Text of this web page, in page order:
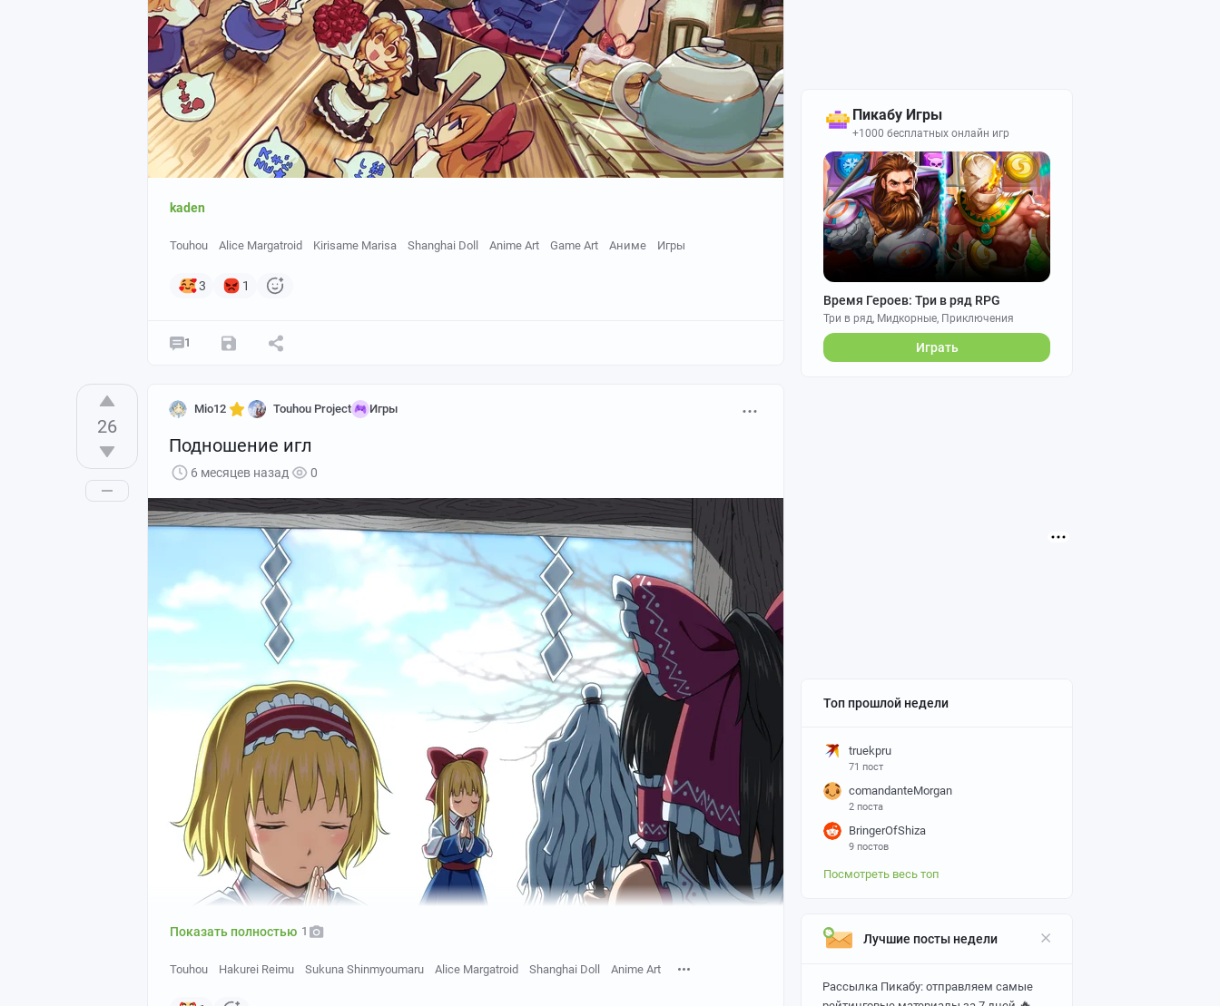
Пикабу Игры
+1000 бесплатных онлайн игр
Время Героев: Три в ряд RPG
Три в ряд, Мидкорные, Приключения
Играть
Топ прошлой недели
truekpru
71 пост
comandanteMorgan
2 поста
BringerOfShiza
9 постов
Посмотреть весь топ
Лучшие посты недели
Рассылка Пикабу: отправляем самые
kaden
Touhou Alice Margatroid Kirisame Marisa Shanghai Doll Anime Art Game Art Аниме Игры
3 1
1
26
Mio12 Touhou Project Игры
Подношение игл
6 месяцев назад 0
Показать полностью 1
Touhou Hakurei Reimu Sukuna Shinmyoumaru Alice Margatroid Shanghai Doll Anime Art